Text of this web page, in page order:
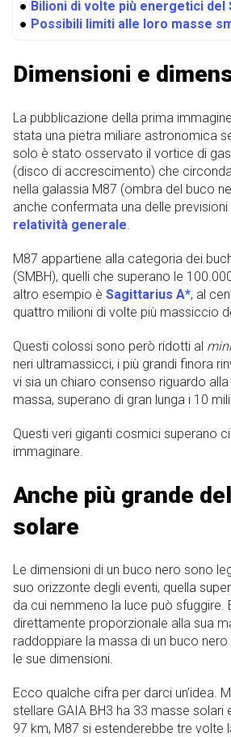
● Bilioni di volte più energetici del
● Possibili limiti alle loro masse
Dimensioni e
La pubblicazione della prima
stata una pietra miliare astronomica
solo è stato osservato il vortice di
(disco di accrescimento) che
nella galassia M87 (ombra del buco
anche confermata una delle previsioni
relatività generale
M87 appartiene alla categoria dei
(SMBH), quelli che superano le
altro esempio è Sagittarius A*, al
quattro milioni di volte più massiccio
Questi colossi sono però ridotti al
neri ultramassicci, i più grandi finora
vi sia un chiaro consenso riguardo
massa, superano di gran lunga i 10
Questi veri giganti cosmici superano
immaginare.
Anche più grande
solare
Le dimensioni di un buco nero sono
suo orizzonte degli eventi, quella
da cui nemmeno la luce può sfuggire.
direttamente proporzionale alla sua
raddoppiare la massa di un buco
le sue dimensioni.
Ecco qualche cifra per darci un’idea.
stellare GAIA BH3 ha 33 masse solari
97 km, M87 si estenderebbe tre volte